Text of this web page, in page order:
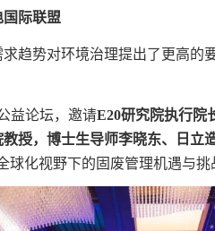
际联盟
趋势对环境治理提出了更高的
益论坛，邀请E20研究院执行院
授，博士生导师李晓东、日立
球化视野下的固废管理机遇与